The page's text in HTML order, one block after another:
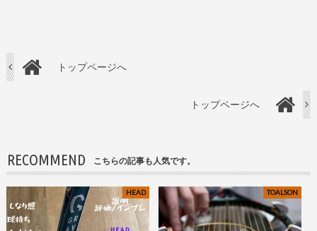
トップページへ
トップページへ
RECOMMEND こちらの記事も人気です。
HEAD TOALSON